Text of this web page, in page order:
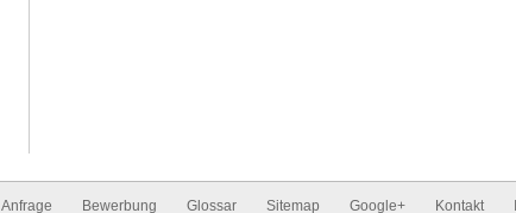
Anfrage Bewerbung Glossar Sitemap Google+ Kontakt